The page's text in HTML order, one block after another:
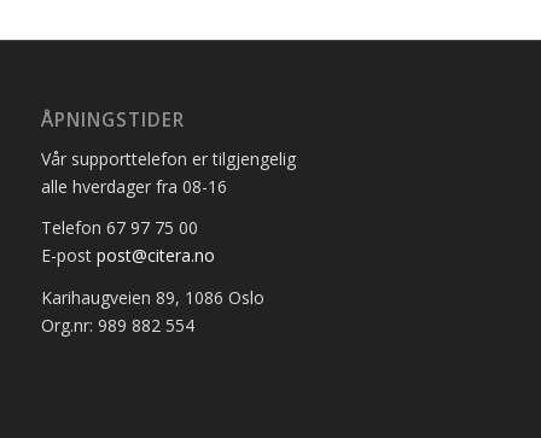
ÅPNINGSTIDER
Vår supporttelefon er tilgjengelig
alle hverdager fra 08-16
Telefon 67 97 75 00
E-post post@citera.no
Karihaugveien 89, 1086 Oslo
Org.nr: 989 882 554